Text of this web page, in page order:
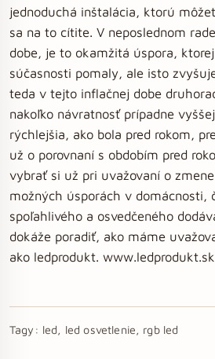
jednoduchá inštalácia, ktorú
sa na to cítite. V neposlednom
dobe, je to okamžitá úspora,
súčasnosti pomaly, ale isto
teda v tejto inflačnej dobe
nakoľko návratnosť prípadne
rýchlejšia, ako bola pred rokom,
už o porovnaní s obdobím pred
vybrať si už pri uvažovaní o
možných úsporách v domácnosti,
spoľahlivého a osvedčeného
dokáže poradiť, ako máme
ako ledprodukt. www.ledprodukt.sk
Tagy: led, led osvetlenie, rgb led